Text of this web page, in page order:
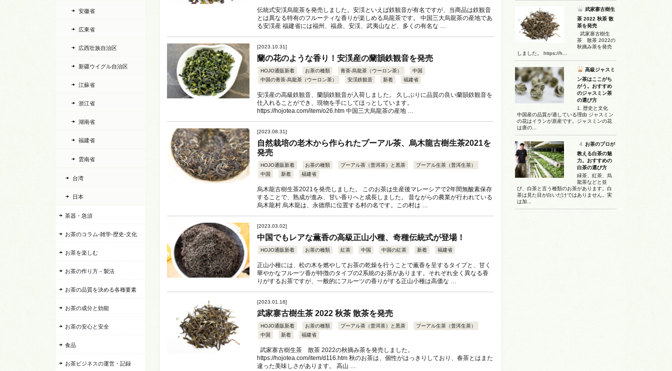
伝統式安渓烏龍茶を発売しました。安渓といえば鉄観音が有名ですが、当商品は鉄観音
とは異なる特有のフルーティな香りが楽しめる烏龍茶です。 中国三大烏龍茶の産地であ
る安渓産 福建省には福州、福鼎、安渓、武夷山など、多くの有名な …
[2023.10.31]
蘭の花のような香り！安渓産の蘭韻鉄観音を発売
HOJO通販新着 お茶の種類 青茶-烏龍茶（ウーロン茶）
中国
中国の青茶-烏龍茶（ウーロン茶）
安渓鉄観音 新着 福建省
安渓産の高級鉄観音、蘭韻鉄観音が入荷しました。 久しぶりに品質の良い蘭韻鉄観音を
仕入れることができ、現物を手にしてほっとしています。
https://hojotea.com/item/o26.htm 中国三大烏龍茶の産地 …
[2023.08.31]
自然栽培の老木から作られたプーアル茶、烏木龍古樹生茶2021を
発売
HOJO通販新着 お茶の種類 プーアル茶（普洱茶）と黒茶
プーアル生茶（普洱生茶）
中国
新着 福建省
烏木龍古樹生茶2021を発売しました。 このお茶は生産後マレーシアで2年間無酸素保存
することで、熟成が進み、甘い香りへと成長しました。 昔ながらの農業が行われている
烏木龍村 烏木龍は、永德県に位置する村の名です。この村は …
[2023.03.02]
中国でもレアな薫香の高級正山小種、奇種伝統式が登場！
HOJO通販新着 お茶の種類 紅茶 中国 中国の紅茶 新着 福建省
正山小種には、松の木を燃やしてお茶の乾燥を行うことで薫香を呈するタイプと、甘く
華やかなフルーツ香が特徴のタイプの2系統のお茶があります。それぞれ全く異なる香
りがするお茶ですが、一般的にフルーツの香りがする正山小種は高価な …
[2023.01.18]
武家寨古樹生茶 2022 秋茶 散茶を発売
HOJO通販新着 お茶の種類 プーアル茶（普洱茶）と黒茶
プーアル生茶（普洱生茶）
中国
新着 福建省
武家寨古樹生茶 散茶 2022の秋摘み茶を発売しました。
https://hojotea.com/item/d116.htm 秋のお茶は、個性がはっきりしており、春茶とはまた
違った美味しさがあります。 高山 …
武家寨古樹生
茶 2022 秋茶 散
茶を発売
武家寨古樹生
茶 散茶 2022の
秋摘み茶を発売
しました。 https://h...
高級ジャスミ
ン茶はここがち
がう。おすすめ
のジャスミン茶
の選び方
1. 歴史と文化
中国産の品質が適している理由 ジャスミン
の花はイランが原産です。ジャスミンの花
は唐の...
お茶のプロが
教える白茶の魅
力。おすすめの
白茶の選び方
緑茶、紅茶、烏
龍茶などと並
び、白茶と言う種類のお茶があります。白
茶は見た目が白いだけではありません。実
は加...
安徽省
広東省
広西壮族自治区
新疆ウイグル自治区
江蘇省
浙江省
湖南省
福建省
雲南省
台湾
日本
茶器・急須
お茶のコラム-雑学-歴史-文化
お茶を楽しむ
お茶の作り方－製法
お茶の品質を決める各種要素
お茶の成分と効能
お茶の安心と安全
食品
お茶ビジネスの運営・記録